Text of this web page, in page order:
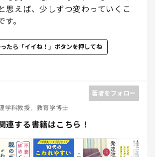
思えば、少しずつ変わっていくこ
。
たら「イイね！」ボタンを押してね
著者をフォロー
学科教授。教育学博士
連する書籍はこちら！